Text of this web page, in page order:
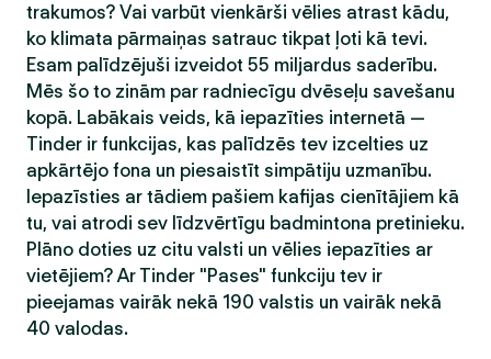
trakumos? Vai varbūt vienkārši vēlies atrast kādu,
ko klimata pārmaiņas satrauc tikpat ļoti kā tevi.
Esam palīdzējuši izveidot 55 miljardus saderību.
Mēs šo to zinām par radniecīgu dvēseļu savešanu
kopā. Labākais veids, kā iepazīties internetā —
Tinder ir funkcijas, kas palīdzēs tev izcelties uz
apkārtējo fona un piesaistīt simpātiju uzmanību.
Iepazīsties ar tādiem pašiem kafijas cienītājiem kā
tu, vai atrodi sev līdzvērtīgu badmintona pretinieku.
Plāno doties uz citu valsti un vēlies iepazīties ar
vietējiem? Ar Tinder "Pases" funkciju tev ir
pieejamas vairāk nekā 190 valstis un vairāk nekā
40 valodas.